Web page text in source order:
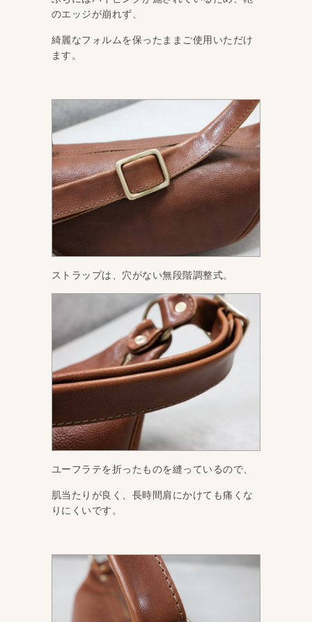
のエッジが崩れず、
綺麗なフォルムを保ったままご使用いただけ
ます。
ストラップは、穴がない無段階調整式。
ユーフラテを折ったものを縫っているので、
肌当たりが良く、長時間肩にかけても痛くな
りにくいです。